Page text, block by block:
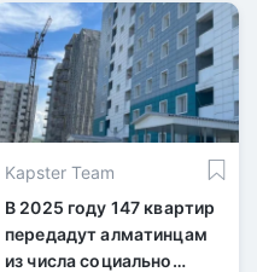
Шаханов.
Kapster Team
В 2025 году 147 квартир
передадут алматинцам
из числа социально